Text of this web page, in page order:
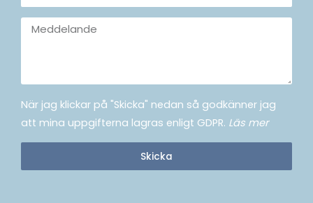
Meddelande
När jag klickar på "Skicka" nedan så godkänner jag
att mina uppgifterna lagras enligt GDPR. Läs mer
Skicka